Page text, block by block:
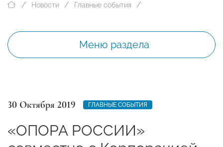
Новости Главные события
Меню раздела
30 Октября 2019 ГЛАВНЫЕ СОБЫТИЯ
«ОПОРА РОССИИ»